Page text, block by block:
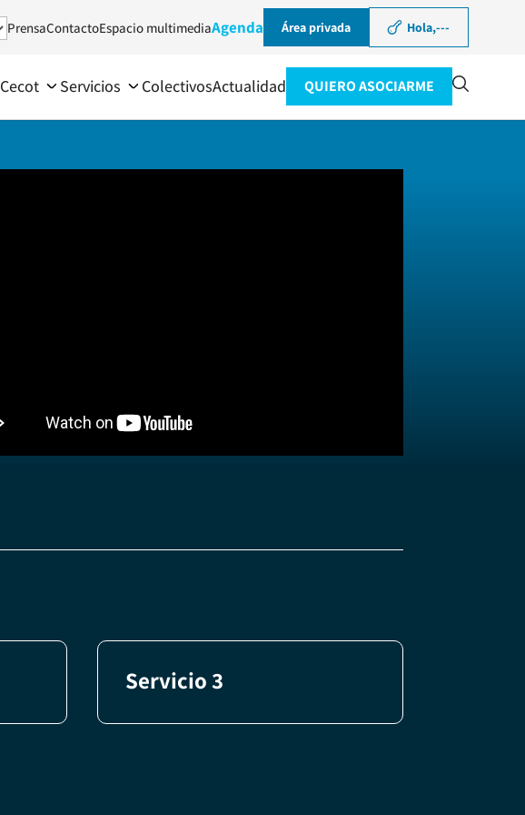
PrensaContactoEspacio multimediaAgenda Área privada Hola,---
Cecot Servicios ColectivosActualidad QUIERO ASOCIARME
Servicio 3